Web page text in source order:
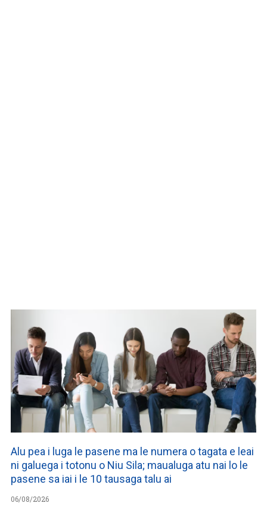
Alu pea i luga le pasene ma le numera o tagata e leai
ni galuega i totonu o Niu Sila; maualuga atu nai lo le
pasene sa iai i le 10 tausaga talu ai
06/08/2026